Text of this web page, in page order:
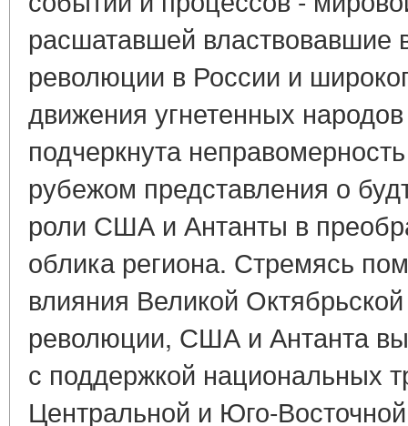
расшатавшей властвовавшие
революции в России и
движения угнетенных
подчеркнута
рубежом представления о
роли США и Антанты в
облика региона. Стремясь
влияния Великой
революции, США и Антанта
с поддержкой национальных
Центральной и Юго-